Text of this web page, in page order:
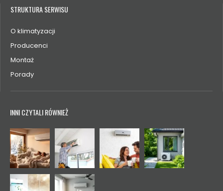
STRUKTURA SERWISU
O klimatyzacji
Producenci
Montaż
Porady
INNI CZYTALI RÓWNIEŻ